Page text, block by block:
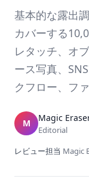
基本的な露出
カバーする
レタッチ、オ
ース写真、
クフロー、フ
M Magic
Editorial
レビュー担当 Magic